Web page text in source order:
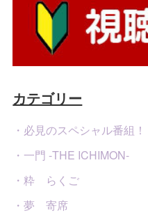
カテゴリー
・必見のスペシャル番組！
・一門 -THE ICHIMON-
・粋 らくご
・夢 寄席